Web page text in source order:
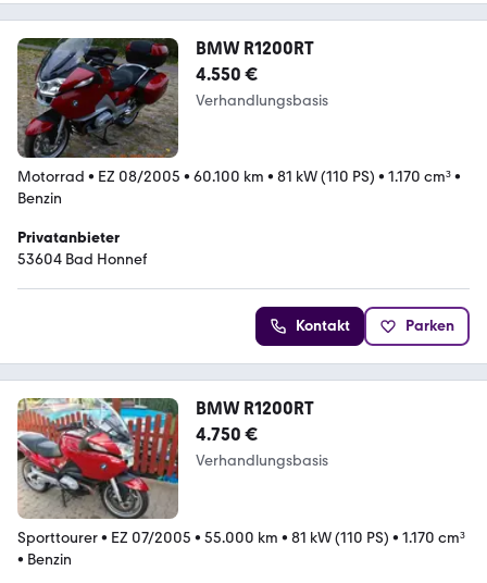
BMW R1200RT
4.550 €
Verhandlungsbasis
Motorrad • EZ 08/2005 • 60.100 km • 81 kW (110 PS) • 1.170 cm³•
Benzin
Privatanbieter
53604 Bad Honnef
Kontakt Parken
BMW R1200RT
4.750 €
Verhandlungsbasis
Sporttourer• EZ 07/2005 • 55.000 km • 81 kW (110 PS) • 1.170 cm³
• Benzin